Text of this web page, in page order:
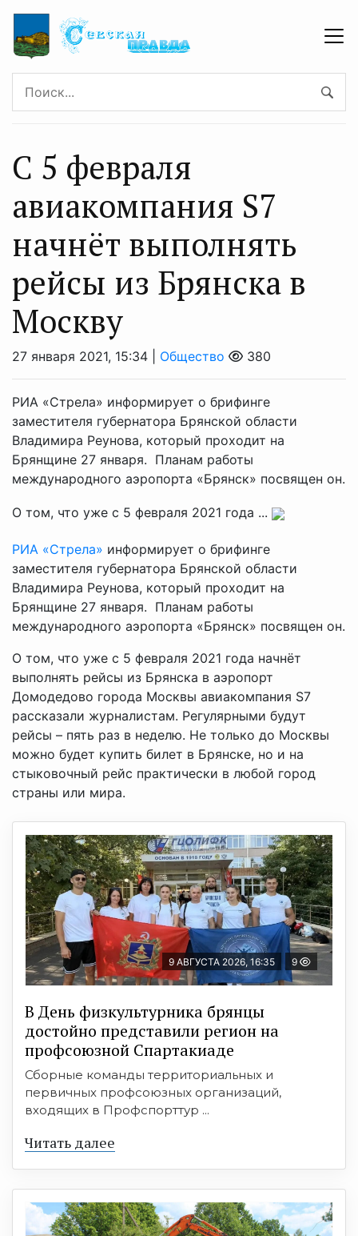
С 5 февраля
авиакомпания S7
начнёт выполнять
рейсы из Брянска в
Москву
27 января 2021, 15:34 | Общество 380
РИА «Стрела» информирует о брифинге
заместителя губернатора Брянской области
Владимира Реунова, который проходит на
Брянщине 27 января. Планам работы
международного аэропорта «Брянск» посвящен он.
О том, что уже с 5 февраля 2021 года ...
РИА «Стрела» информирует о брифинге
заместителя губернатора Брянской области
Владимира Реунова, который проходит на
Брянщине 27 января. Планам работы
международного аэропорта «Брянск» посвящен он.
О том, что уже с 5 февраля 2021 года начнёт
выполнять рейсы из Брянска в аэропорт
Домодедово города Москвы авиакомпания S7
рассказали журналистам. Регулярными будут
рейсы – пять раз в неделю. Не только до Москвы
можно будет купить билет в Брянске, но и на
стыковочный рейс практически в любой город
страны или мира.
9 АВГУСТА 2026, 16:35 9
В День физкультурника брянцы
достойно представили регион на
профсоюзной Спартакиаде
Сборные команды территориальных и
первичных профсоюзных организаций,
входящих в Профспорттур ...
Читать далее